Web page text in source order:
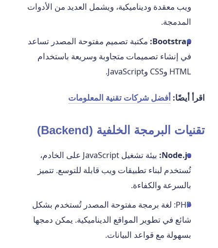
ويب معقدة وديناميكية، ويشمل العديد من الأدوات
المدمجة.
Bootstrap: مكتبة تصميم مفتوحة المصدر تساعد
في إنشاء تصميمات متجاوبة وسريعة باستخدام
HTML وCSS وJavaScript.
اقرأ أيضًا: أفضل شركات تقنية المعلومات
تقنيات البرمجة الخلفية (Backend)
Node.js:
بيئة تشغيل JavaScript على الخادم،
تُستخدم لبناء تطبيقات ويب قابلة للتوسع. تتميز
بالسرعة والكفاءة.
PHP: لغة برمجة مفتوحة المصدر تُستخدم بشكل
شائع في تطوير المواقع الديناميكية. يمكن دمجها
بسهولة مع قواعد البيانات.